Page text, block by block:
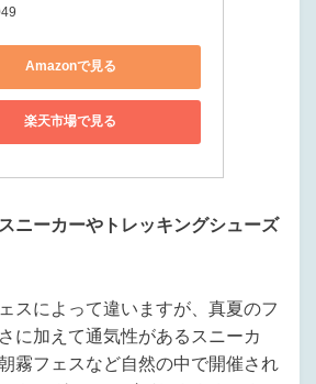
Amazonで見る
楽天市場で見る
ニーカーやトレッキングシューズ
スによって違いますが、真夏のフ
に加えて通気性があるスニーカ
霧フェスなど自然の中で開催され